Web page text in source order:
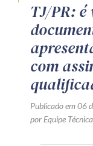
TJ/PR:
com
Publicado em 06
por Equipe